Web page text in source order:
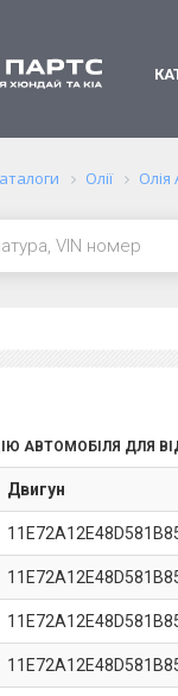
Олії
АВТОМОБІЛЯ ДЛЯ
Двигун